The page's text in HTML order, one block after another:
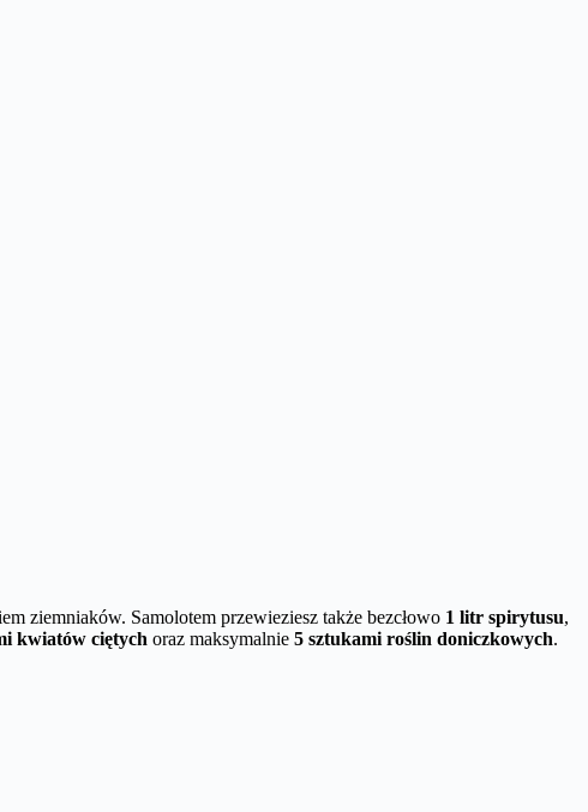
ziemniaków. Samolotem przewieziesz także bezcłowo 1 litr spirytusu,
kwiatów ciętych oraz maksymalnie 5 sztukami roślin doniczkowych.